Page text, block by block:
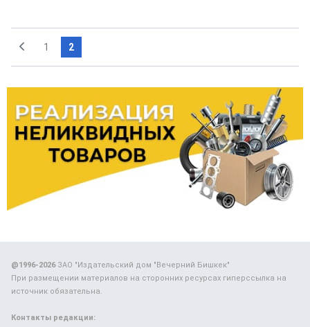
1 2
@1996-2026ЗАО "Издательский дом "Вечерний Бишкек"
При размещении материалов на сторонних ресурсах гиперссылка на
источник обязательна.
Контакты редакции: